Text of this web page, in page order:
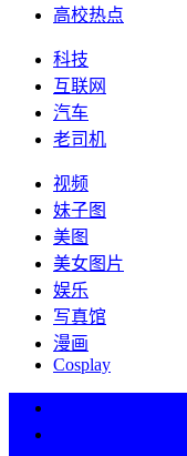
高校热点
科技
互联网
汽车
老司机
视频
妹子图
美图
美女图片
娱乐
写真馆
漫画
Cosplay